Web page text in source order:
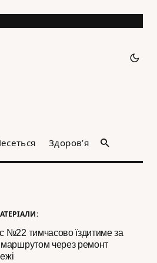
Здоров’я
№22 тимчасово їздитиме за
через ремонт